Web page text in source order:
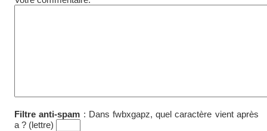
Filtre anti-spam : Dans fwbxgapz, quel caractère vient après
a ? (lettre)